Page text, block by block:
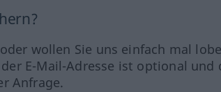
wollen Sie uns einfach mal
E-Mail-Adresse ist optional und
Anfrage.